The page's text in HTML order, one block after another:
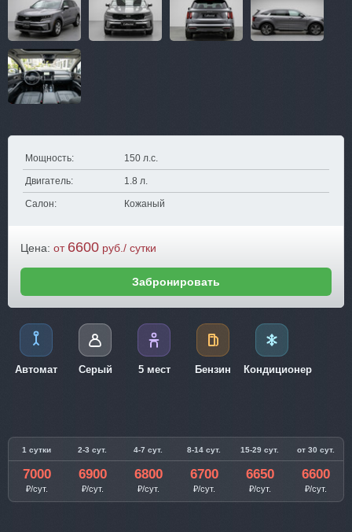
Мощность: 150 л.с.
Двигатель: 1.8 л.
Салон: Кожаный
Цена: от 6600 руб./ сутки
Забронировать
Автомат Серый 5 мест Бензин Кондиционер
1 сутки 2-3 сут. 4-7 сут. 8-14 сут. 15-29 сут. от 30 сут.
7000
₽/сут.
6900
₽/сут.
6800
₽/сут.
6700
₽/сут.
6650
₽/сут.
6600
₽/сут.